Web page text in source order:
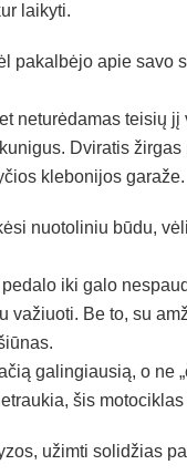
laikyti.
pakalbėjo apie savo
neturėdamas teisių
Dviratis
klebonijos garaže.
nuotoliniu būdu,
iki galo
važiuoti. Be to, su
galingiausią, o ne
šis
užimti solidžias